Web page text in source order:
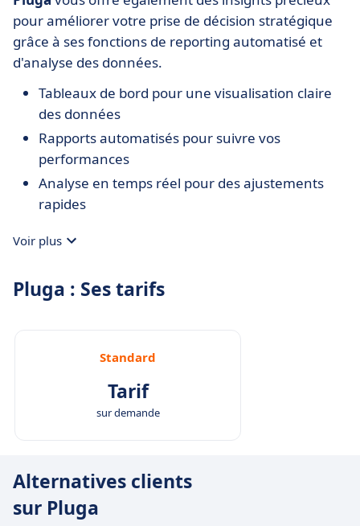
pour améliorer votre prise de décision stratégique
grâce à ses fonctions de reporting automatisé et
d'analyse des données.
Tableaux de bord pour une visualisation claire
des données
Rapports automatisés pour suivre vos
performances
Analyse en temps réel pour des ajustements
rapides
Voir plus
Pluga : Ses tarifs
Standard
Tarif
sur demande
Alternatives clients
sur Pluga